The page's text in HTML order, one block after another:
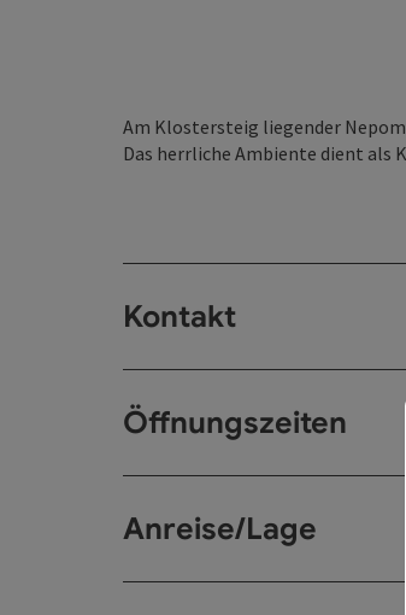
Am Klostersteig liegender
Das herrliche Ambiente dient als
Kontakt
Öffnungszeiten
Anreise/Lage